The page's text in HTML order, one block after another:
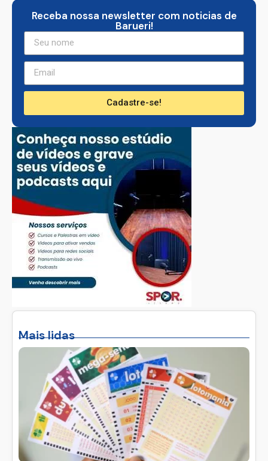
Mais lidas
Receba nossa newsletter com noticias de
Barueri!
Cadastre-se!